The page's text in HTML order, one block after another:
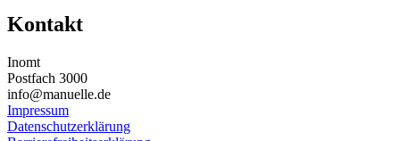
Kontakt
Inomt
Postfach 3000
info@manuelle.de
Impressum
Datenschutzerklärung